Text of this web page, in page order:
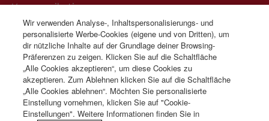
Kommunikation
Transparenz
Telefonverkauf
+41 0 43 210 11 19
Montag bis Sonntag 09:00 - 20:00 Uhr (Deutsch und Französisch).
Montag bis Sonntag 00:00 - 24:00 Uhr (Englisch und Spanisch).
Wir verwenden Analyse-, Inhaltspersonalisierungs- und
personalisierte Werbe-Cookies (eigene und von Dritten), um
dir nützliche Inhalte auf der Grundlage deiner Browsing-
Präferenzen zu zeigen. Klicken Sie auf die Schaltfläche
„Alle Cookies akzeptieren“, um diese Cookies zu
akzeptieren. Zum Ablehnen klicken Sie auf die Schaltfläche
„Alle Cookies ablehnen“. Möchten Sie personalisierte
Einstellung vornehmen, klicken Sie auf "Cookie-
Einstellungen". Weitere Informationen finden Sie in